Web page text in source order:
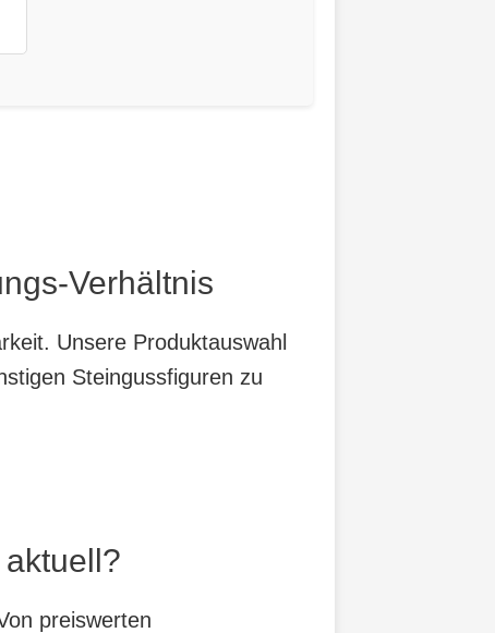
Verhältnis
Unsere Produktauswahl
Steingussfiguren zu
preiswerten